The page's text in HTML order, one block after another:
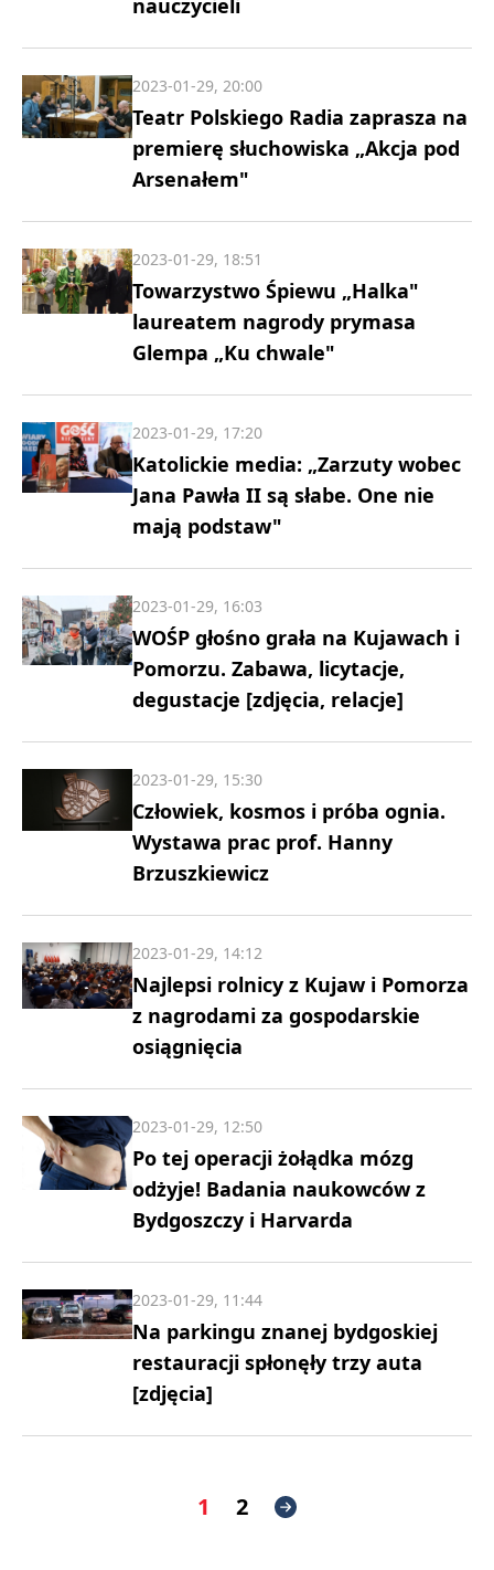
nauczycieli
Teatr Polskiego Radia zaprasza na
premierę słuchowiska „Akcja pod
Arsenałem"
2023-01-29, 20:00
Towarzystwo Śpiewu „Halka"
laureatem nagrody prymasa
Glempa „Ku chwale"
2023-01-29, 18:51
Katolickie media: „Zarzuty wobec
Jana Pawła II są słabe. One nie
mają podstaw"
2023-01-29, 17:20
WOŚP głośno grała na Kujawach i
Pomorzu. Zabawa, licytacje,
degustacje [zdjęcia, relacje]
2023-01-29, 16:03
Człowiek, kosmos i próba ognia.
Wystawa prac prof. Hanny
Brzuszkiewicz
2023-01-29, 15:30
Najlepsi rolnicy z Kujaw i Pomorza
z nagrodami za gospodarskie
osiągnięcia
2023-01-29, 14:12
Po tej operacji żołądka mózg
odżyje! Badania naukowców z
Bydgoszczy i Harvarda
2023-01-29, 12:50
Na parkingu znanej bydgoskiej
restauracji spłonęły trzy auta
[zdjęcia]
2023-01-29, 11:44
1 2